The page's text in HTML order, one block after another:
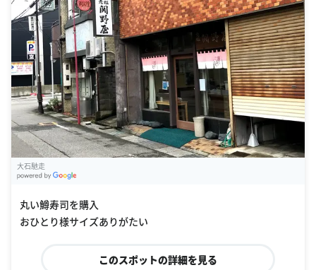
大石馳走
丸い鱒寿司を購入
おひとり様サイズありがたい
このスポットの詳細を見る